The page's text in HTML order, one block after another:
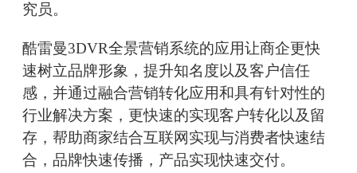
究员。
酷雷曼3DVR全景营销系统的应用让商企更快
速树立品牌形象，提升知名度以及客户信任
感，并通过融合营销转化应用和具有针对性的
行业解决方案，更快速的实现客户转化以及留
存，帮助商家结合互联网实现与消费者快速结
合，品牌快速传播，产品实现快速交付。